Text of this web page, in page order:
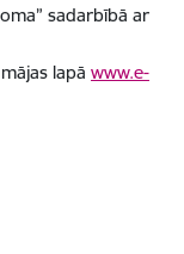
sadarbībā ar
lapā www.e-